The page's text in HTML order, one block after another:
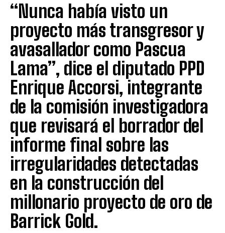
“Nunca había visto un
proyecto más transgresor y
avasallador como Pascua
Lama”, dice el diputado PPD
Enrique Accorsi, integrante
de la comisión investigadora
que revisará el borrador del
informe final sobre las
irregularidades detectadas
en la construcción del
millonario proyecto de oro de
Barrick Gold.